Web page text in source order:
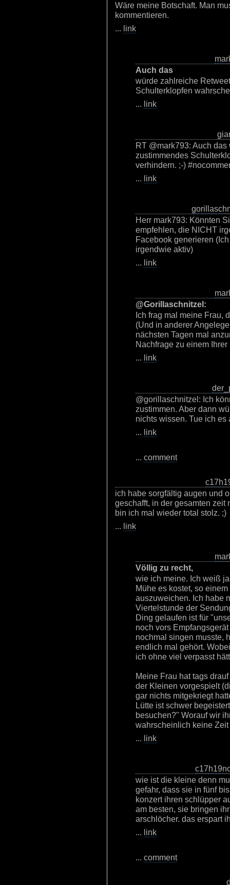
Wäre meine Botschaft. Man
kommentieren.
... link
Auch das
würde zahlreiche
Schulterklopfen
... link
RT @mark793: Auch
zustimmendes
verhindern. ;-)
... link
Herr mark793: Könnten
empfehlen, die NICHT
Facebook generieren
irgendwie aktiv)
... link
@Gorillaschnitzel:
Ich frag mal meine Frau,
(Und in anderer
nächsten Tagen mal
Nachfrage zu einem
... link
@gorillaschnitzel: Ich
zustimmen. Aber dann
nichts wissen. Tue ich
... link
... comment
ich habe sorgfältig augen und
geschafft, in der gesamten zeit
bin ich mal wieder total stolz. ;)
... link
Völlig zu recht,
wie ich meine. Ich weiß
Mühe es kostet, so
auszuweichen. Ich habe
Viertelstunde der
Ding gelaufen ist für
noch vors
nochmal singen musste,
endlich mal gehört.
ich ohne viel verpasst
Meine Frau hat tags
der Kleinen vorgespielt
gar nichts mitgekriegt
Lütte ist schwer
besuchen?" Worauf wir
wahrscheinlich keine Zeit
... link
wie ist die kleine denn
gefahr, dass sie in fünf
konzert ihren schlüpper
am besten, sie bringen
arschlöcher. das erspart
... link
... comment